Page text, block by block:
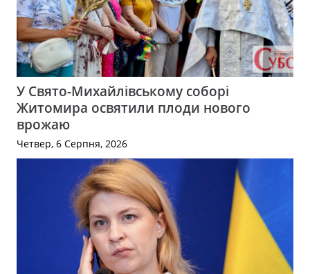
У Свято-Михайлівському соборі
Житомира освятили плоди нового
врожаю
Четвер, 6 Серпня, 2026